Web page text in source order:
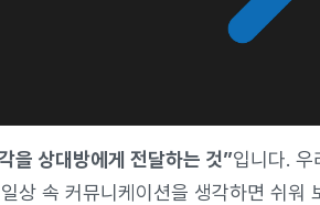
을 상대방에게 전달하는 것”입니다. 우
상 속 커뮤니케이션을 생각하면 쉬워